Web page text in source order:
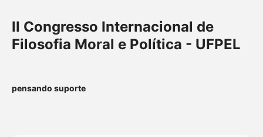
II Congresso Internacional de
Filosofia Moral e Política - UFPEL
pensando suporte